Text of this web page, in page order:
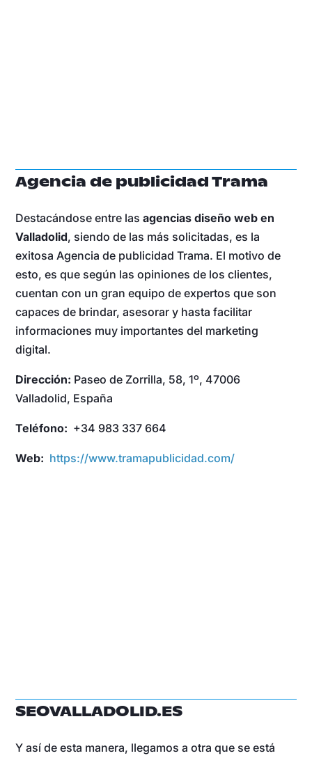
Agencia de publicidad Trama
Destacándose entre lasagencias diseño web en
Valladolid, siendo de las más solicitadas, es la
exitosa Agencia de publicidad Trama. El motivo de
esto, es que según las opiniones de los clientes,
cuentan con un gran equipo de expertos que son
capaces de brindar, asesorar y hasta facilitar
informaciones muy importantes del marketing
digital.
Dirección: Paseo de Zorrilla, 58, 1º, 47006
Valladolid, España
Teléfono: +34 983 337 664
Web: https://www.tramapublicidad.com/
SEOVALLADOLID.ES
Y así de esta manera, llegamos a otra que se está